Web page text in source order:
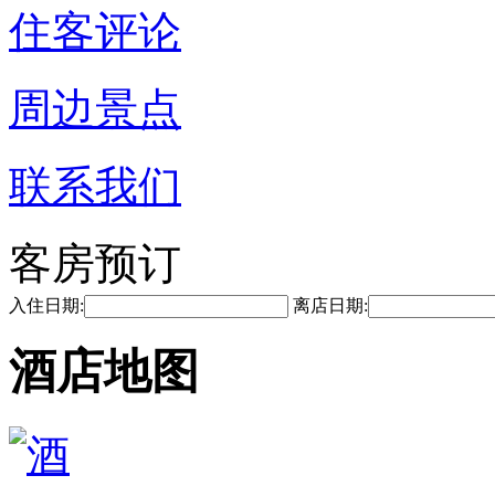
住客评论
周边景点
联系我们
客房预订
入住日期: 离店日期:
酒店地图